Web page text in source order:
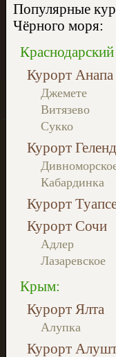
Популярные
Чёрного моря:
Курорт Анапа
Джемете
Витязево
Сукко
Курорт
Кабардинка
Курорт
Курорт Сочи
Адлер
Лазаревское
Крым:
Курорт Ялта
Алупка
Курорт